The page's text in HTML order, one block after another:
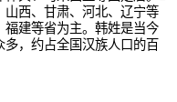
西、甘肃、河北、辽宁等
建等省为主。韩姓是当今
，约占全国汉族人口的百